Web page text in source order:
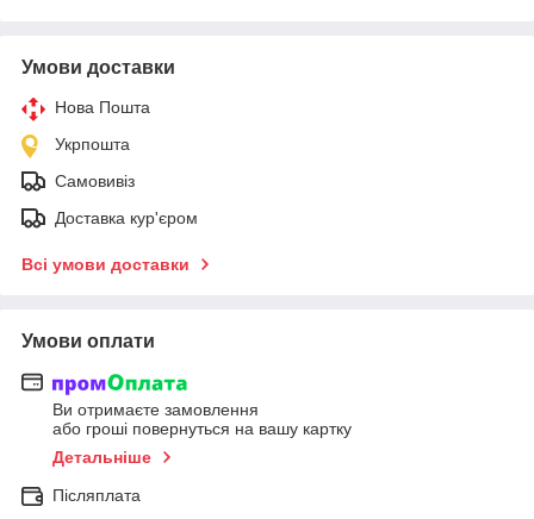
Умови доставки
Нова Пошта
Укрпошта
Самовивіз
Доставка кур'єром
Всі умови доставки
Умови оплати
Ви отримаєте замовлення
або гроші повернуться на вашу картку
Детальніше
Післяплата